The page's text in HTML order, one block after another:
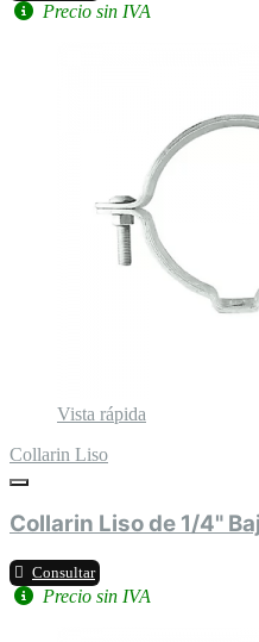
Precio sin IVA
Vista rápida
Collarin Liso
Collarin Liso de 1/4"
Consultar
Precio sin IVA